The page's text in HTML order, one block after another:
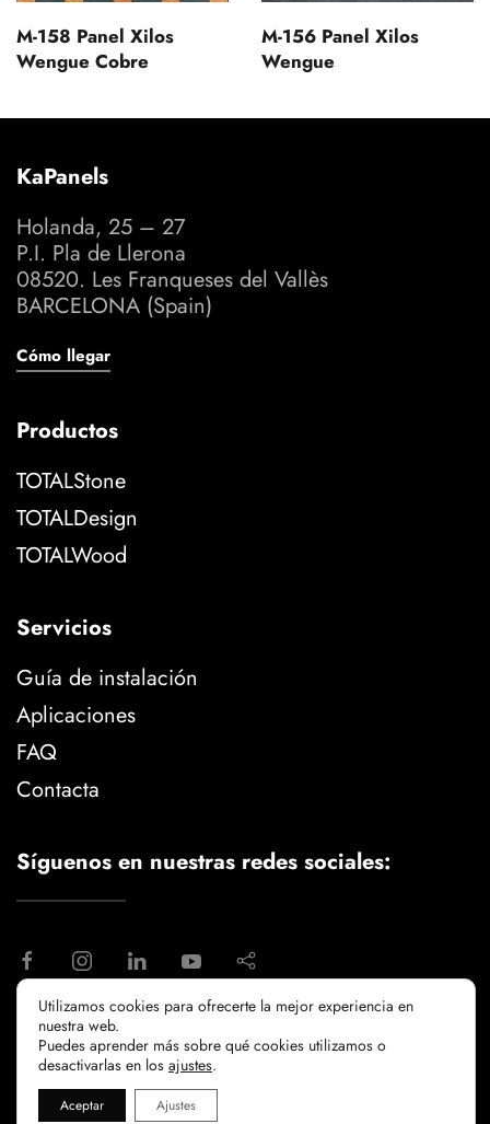
M-158 Panel Xilos
Wengue Cobre
M-156 Panel Xilos
Wengue
KaPanels
Holanda, 25 – 27
P.I. Pla de Llerona
08520. Les Franqueses del Vallès
BARCELONA (Spain)
Cómo llegar
Productos
TOTALStone
TOTALDesign
TOTALWood
Servicios
Guía de instalación
Aplicaciones
FAQ
Contacta
Síguenos en nuestras redes sociales:
aviso legal
politica de privacidad
politicia de cookies
Utilizamos cookies para ofrecerte la mejor experiencia en
nuestra web.
Puedes aprender más sobre qué cookies utilizamos o
desactivarlas en los ajustes.
Aceptar Ajustes